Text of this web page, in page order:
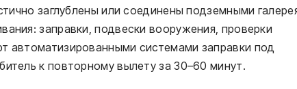
заглублены или соединены подземными
заправки, подвески вооружения, проверки
системами заправки под
к повторному вылету за 30–60 минут.